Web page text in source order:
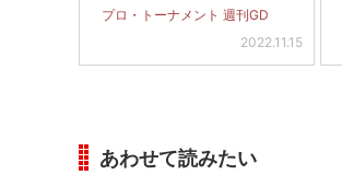
プロ・トーナメント 週刊GD
2022.11.15
あわせて読みたい